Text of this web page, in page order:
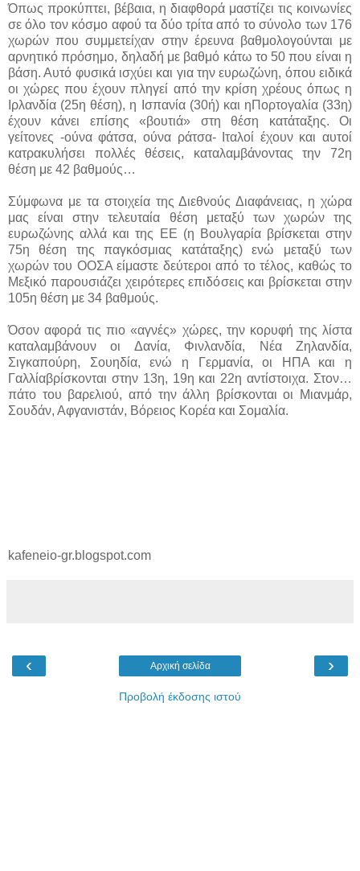
Όπως προκύπτει, βέβαια, η διαφθορά μαστίζει τις κοινωνίες
σε όλο τον κόσμο αφού τα δύο τρίτα από το σύνολο των 176
χωρών που συμμετείχαν στην έρευνα βαθμολογούνται με
αρνητικό πρόσημο, δηλαδή με βαθμό κάτω το 50 που είναι η
βάση. Αυτό φυσικά ισχύει και για την ευρωζώνη, όπου ειδικά
οι χώρες που έχουν πληγεί από την κρίση χρέους όπως η
Ιρλανδία (25η θέση), η Ισπανία (30ή) και ηΠορτογαλία (33η)
έχουν κάνει επίσης «βουτιά» στη θέση κατάταξης. Οι
γείτονες -ούνα φάτσα, ούνα ράτσα- Ιταλοί έχουν και αυτοί
κατρακυλήσει πολλές θέσεις, καταλαμβάνοντας την 72η
θέση με 42 βαθμούς…
Σύμφωνα με τα στοιχεία της Διεθνούς Διαφάνειας, η χώρα
μας είναι στην τελευταία θέση μεταξύ των χωρών της
ευρωζώνης αλλά και της ΕΕ (η Βουλγαρία βρίσκεται στην
75η θέση της παγκόσμιας κατάταξης) ενώ μεταξύ των
χωρών του ΟΟΣΑ είμαστε δεύτεροι από το τέλος, καθώς το
Μεξικό παρουσιάζει χειρότερες επιδόσεις και βρίσκεται στην
105η θέση με 34 βαθμούς.
Όσον αφορά τις πιο «αγνές» χώρες, την κορυφή της λίστα
καταλαμβάνουν οι Δανία, Φινλανδία, Νέα Ζηλανδία,
Σιγκαπούρη, Σουηδία, ενώ η Γερμανία, οι ΗΠΑ και η
Γαλλίαβρίσκονται στην 13η, 19η και 22η αντίστοιχα. Στον…
πάτο του βαρελιού, από την άλλη βρίσκονται οι Μιανμάρ,
Σουδάν, Αφγανιστάν, Βόρειος Κορέα και Σομαλία.
kafeneio-gr.blogspot.com
‹ ›
Αρχική σελίδα
Προβολή έκδοσης ιστού